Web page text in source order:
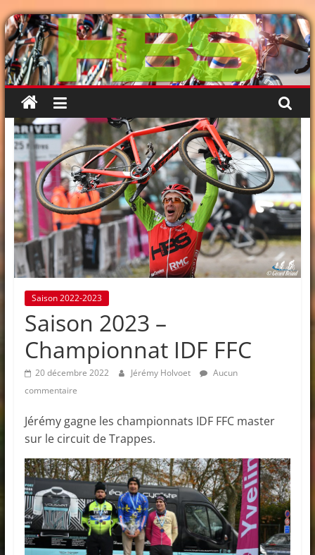
Passer
au
contenu
Saison 2022-2023
Saison 2023 –
Championnat IDF FFC
20 décembre 2022 Jérémy Holvoet
Aucun
commentaire
Jérémy gagne les championnats IDF FFC master
sur le circuit de Trappes.